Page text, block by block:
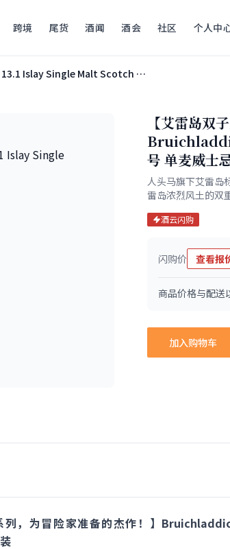
跨境 尾货 酒闻 酒会 社区 个人中
Bruichladdich Octomore Edition 13.1 Islay Single Malt Scotch Whisky
【艾雷岛双
号 单麦威士
人头马旗下艾雷岛
雷岛浓烈风土的双
酒云闪购
闪购价 查看报
商品价格与配送
加入购物车
列，为冒险家准备的杰作！】